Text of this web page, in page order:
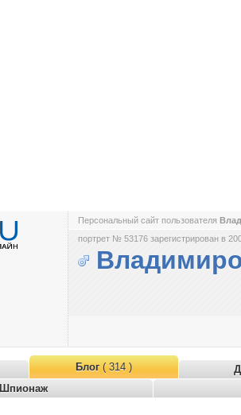
Персональный сайт пользователя
портрет № 53176 зарегистрирован в
Блог( 314 )
Шпионаж